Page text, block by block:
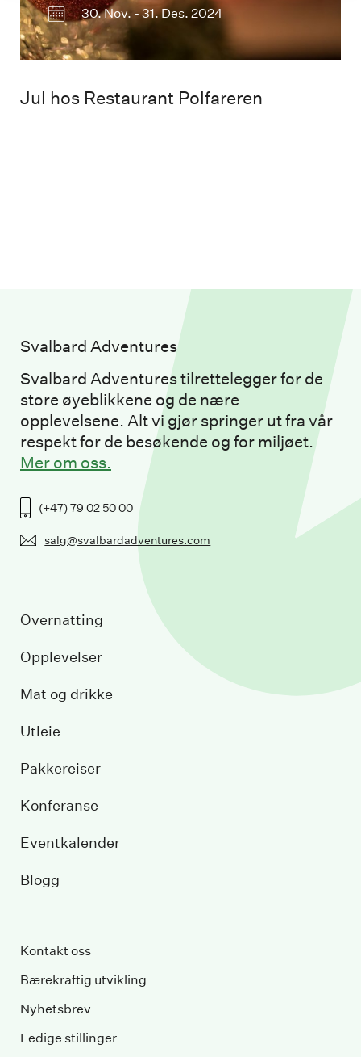
30. Nov. - 31. Des. 2024
Jul hos Restaurant Polfareren
Svalbard Adventures
Svalbard Adventures tilrettelegger for de
store øyeblikkene og de nære
opplevelsene. Alt vi gjør springer ut fra vår
respekt for de besøkende og for miljøet.
Mer om oss.
(+47) 79 02 50 00
salg@svalbardadventures.com
Overnatting
Opplevelser
Mat og drikke
Utleie
Pakkereiser
Konferanse
Eventkalender
Blogg
Kontakt oss
Bærekraftig utvikling
Nyhetsbrev
Ledige stillinger